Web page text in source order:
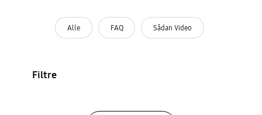
Alle FAQ Sådan Video
Filtre